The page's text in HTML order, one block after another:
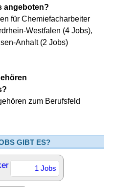
angeboten?
für Chemiefacharbeiter
Westfalen (4 Jobs),
Anhalt (2 Jobs)
zum Berufsfeld
GIBT ES?
1 Jobs